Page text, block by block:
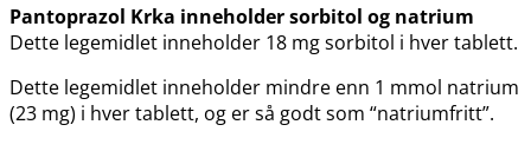
Pantoprazol Krka inneholder sorbitol og natrium
Dette legemidlet inneholder 18 mg sorbitol i hver tablett.
Dette legemidlet inneholder mindre enn 1 mmol natrium
(23 mg) i hver tablett, og er så godt som “natriumfritt”.